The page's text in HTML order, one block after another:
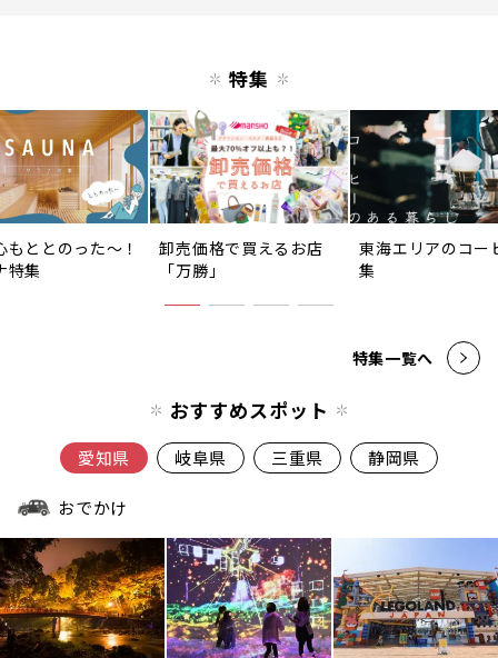
特集
もととのった〜！
特集
卸売価格で買えるお店
「万勝」
東海エリアのコー
集
特集一覧へ
おすすめスポット
愛知県 岐阜県 三重県 静岡県
おでかけ